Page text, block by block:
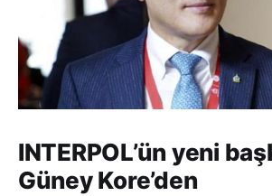
INTERPOL’ün yeni
Güney Kore’den